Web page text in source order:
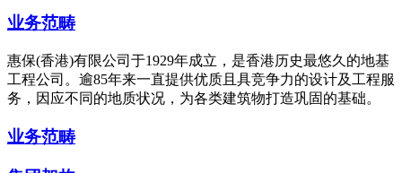
业务范畴
惠保(香港)有限公司于1929年成立，是香港历史最悠久的地基
工程公司。逾85年来一直提供优质且具竞争力的设计及工程服
务，因应不同的地质状况，为各类建筑物打造巩固的基础。
业务范畴